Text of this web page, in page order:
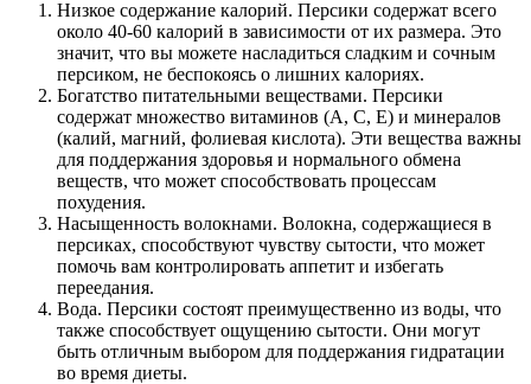
Низкое содержание калорий. Персики содержат всего
около 40-60 калорий в зависимости от их размера. Это
значит, что вы можете насладиться сладким и сочным
персиком, не беспокоясь о лишних калориях.
Богатство питательными веществами. Персики
содержат множество витаминов (A, C, E) и минералов
(калий, магний, фолиевая кислота). Эти вещества важны
для поддержания здоровья и нормального обмена
веществ, что может способствовать процессам
похудения.
Насыщенность волокнами. Волокна, содержащиеся в
персиках, способствуют чувству сытости, что может
помочь вам контролировать аппетит и избегать
переедания.
Вода. Персики состоят преимущественно из воды, что
также способствует ощущению сытости. Они могут
быть отличным выбором для поддержания гидратации
во время диеты.